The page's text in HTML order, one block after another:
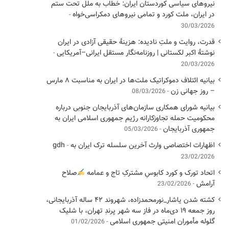
نیروهای سیاسی کوردستان ایران: خطاب به ملل تحت ستم
در ایران، ملت کورد و تمامی نیروهای دمکراسی‌خواه
30/03/2026
قدرت، روایت و ملتِ نادیده: هزینهٔ حقیقی آزادی در ایران
نوشتهٔ اکبر لکستانی | روزنامه‌نگار مستقل ایرانی–آمریکایی
20/03/2026
بیانیه ائتلاف دموکراتیک ملت‌ها در ایران به مناسبت ۸ مارس
– روز جهانی زن 08/03/2026
بیانیه شورای همکاری سازمان‌های آذربایجان جنوبی درباره
محکومیت حمله تجاوزکارانه رژیم جمهوری اسلامی ایران به
جمهوری آذربایجان 05/03/2026
اظهارات اختصاصی وارث آخرین سلسله ترک ایران به gdh
23/02/2026
اتحاد تورک و کورد کابوسِ مشترکِ تاج و عمامه
​صلاح
آرامش 23/02/2026
کشته شدن یاشار_نورمحمدزاده، شهروند ۴۲ ساله آذربایجانی،
روز جمعه ۱۹ دی‌ماه در فاز سه شهر پرندِ تهران، با شلیک
گلوله مأموران امنیتی جمهوری اسلامی 01/02/2026